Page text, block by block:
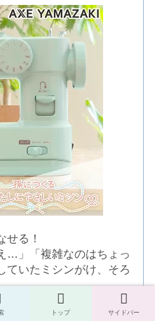
せる！
…」「複雑なのはちょっ
いたミシンがけ、そろ
ーカーがつくった「わた
使いたい時だけサッと取
トップ サイドバー